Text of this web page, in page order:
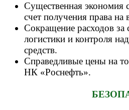
Существенная экономия
счет получения права
Сокращение расходов за
логистики и контроля
средств.
Справедливые цены на
НК «Роснефть».